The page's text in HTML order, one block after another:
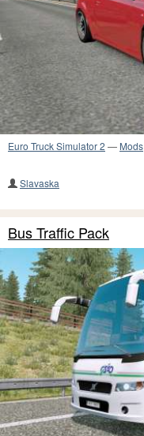
Euro Truck Simulator 2 — Mods
Slavaska
Bus Traffic Pack